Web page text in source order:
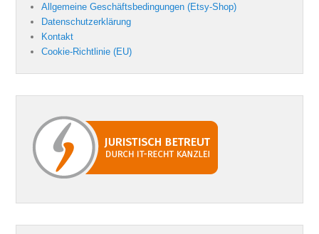
Allgemeine Geschäftsbedingungen (Etsy-Shop)
Datenschutzerklärung
Kontakt
Cookie-Richtlinie (EU)